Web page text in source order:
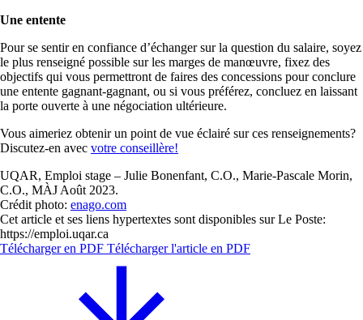
Une entente
Pour se sentir en confiance d’échanger sur la question du salaire, soyez
le plus renseigné possible sur les marges de manœuvre, fixez des
objectifs qui vous permettront de faires des concessions pour conclure
une entente gagnant-gagnant, ou si vous préférez, concluez en laissant
la porte ouverte à une négociation ultérieure.
Vous aimeriez obtenir un point de vue éclairé sur ces renseignements?
Discutez-en avec votre conseillère!
UQAR, Emploi stage – Julie Bonenfant, C.O., Marie-Pascale Morin,
C.O., MÀJ Août 2023.
Crédit photo: enago.com
Cet article et ses liens hypertextes sont disponibles sur Le Poste:
https://emploi.uqar.ca
Télécharger en PDF Télécharger l'article en PDF